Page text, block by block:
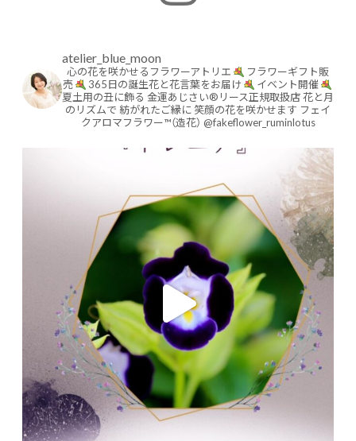
atelier_blue_moon
心の花を咲かせるフラワーアトリエ
フラワーギフト販
売
365日の誕生花と花言葉をお届け
イベント開催
夏土用の丑に飾る 金運あじさい®︎リース正規取扱店花と月
のリズムで 紡がれたご縁に 笑顔の花を咲かせます フェイ
クアロマフラワー™︎（造花） @fakeflower_ruminlotus